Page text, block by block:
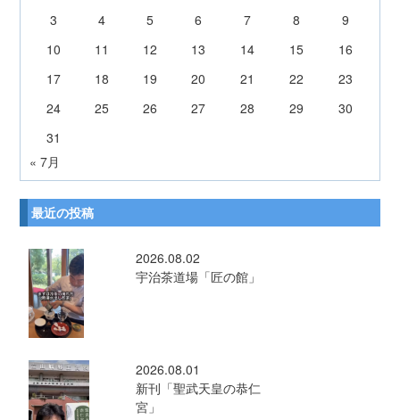
3
4 5 6 7 8
9
10
11 12 13 14 15
16
17
18 19 20 21 22
23
24
25 26 27 28 29
30
31
« 7月
最近の投稿
2026.08.02
宇治茶道場「匠の館」
2026.08.01
新刊「聖武天皇の恭仁
宮」